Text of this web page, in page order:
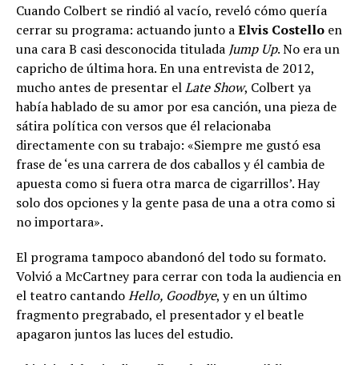
Cuando Colbert se rindió al vacío, reveló cómo quería
cerrar su programa: actuando junto aElvis Costello en
una cara B casi desconocida titulada Jump Up. No era un
capricho de última hora. En una entrevista de 2012,
mucho antes de presentar elLate Show, Colbert ya
había hablado de su amor por esa canción, una pieza de
sátira política con versos que él relacionaba
directamente con su trabajo: «Siempre me gustó esa
frase de ‘es una carrera de dos caballos y él cambia de
apuesta como si fuera otra marca de cigarrillos’. Hay
solo dos opciones y la gente pasa de una a otra como si
no importara».
El programa tampoco abandonó del todo su formato.
Volvió a McCartney para cerrar con toda la audiencia en
el teatro cantandoHello, Goodbye, y en un último
fragmento pregrabado, el presentador y el beatle
apagaron juntos las luces del estudio.